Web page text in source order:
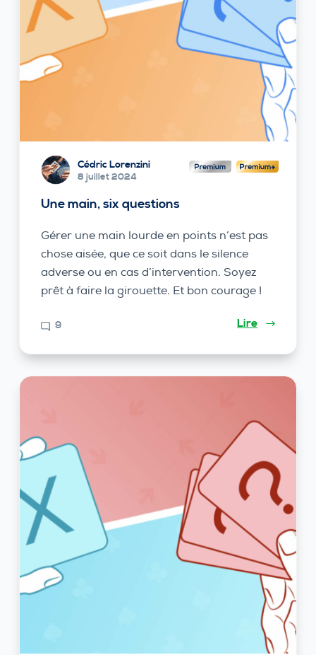
Cédric Lorenzini
8 juillet 2024
Une main, six questions
Gérer une main lourde en points n’est pas
chose aisée, que ce soit dans le silence
adverse ou en cas d’intervention. Soyez
prêt à faire la girouette. Et bon courage !
9 Lire